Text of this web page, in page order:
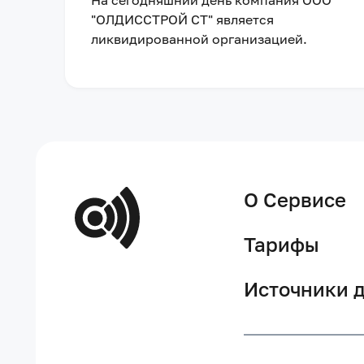
"ОЛДИССТРОЙ СТ" является
ликвидированной организацией.
О Сервисе
Тарифы
Источники